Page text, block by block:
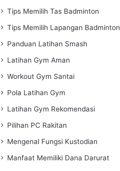
Tips Memilih Tas Badminton
Tips Memilih Lapangan Badminton
Panduan Latihan Smash
Latihan Gym Aman
Workout Gym Santai
Pola Latihan Gym
Latihan Gym Rekomendasi
Pilihan PC Rakitan
Mengenal Fungsi Kustodian
Manfaat Memiliki Dana Darurat